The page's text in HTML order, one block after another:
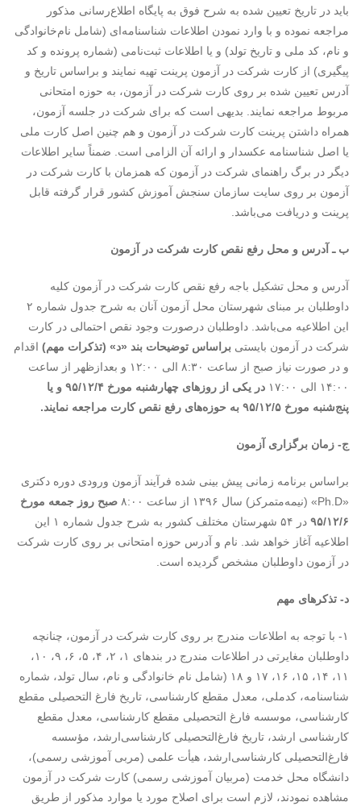
باید در تاریخ تعیین شده به شرح فوق به پایگاه اطلاع‌رسانی مذکور
مراجعه نموده و با وارد نمودن اطلاعات شناسنامه‌ای (شامل نام‌خانوادگی
و نام، کد ملی و تاریخ تولد) و یا اطلاعات ثبت‌نامی (شماره پرونده و کد
پیگیری) از کارت شرکت در آزمون پرینت تهیه نمایند و براساس تاریخ و
آدرس تعیین شده بر روی کارت شرکت در آزمون، به حوزه امتحانی
مربوط مراجعه نمایند. بدیهی است که برای شرکت در جلسه آزمون،
همراه داشتن پرینت کارت شرکت در آزمون و هم چنین اصل کارت ملی
یا اصل شناسنامه عکسدار و ارائه آن الزامی است. ضمناً سایر اطلاعات
دیگر در برگ راهنمای شرکت در آزمون که همزمان با کارت شرکت در
آزمون بر روی سایت سازمان سنجش آموزش کشور قرار گرفته قابل
پرینت و دریافت می‌باشد.
ب‌ ـ آدرس و محل‌ رفع نقص کارت شرکت در آزمون
آدرس و محل تشکیل باجه رفع نقص کارت شرکت در ‌آزمون کلیه
داوطلبان بر مبنای شهرستان محل آزمون آنان به شرح جدول شماره ۲
این اطلاعیه می‌باشد. داوطلبان درصورت وجود نقص احتمالی در کارت
شرکت در آزمون بایستی براساس توضیحات بند «د» (تذکرات مهم) اقدام
و در صورت نیاز صبح از ساعت ۸:۳۰ الی ۱۲:۰۰ و بعدازظهر از ساعت
۱۴:۰۰ الی ۱۷:۰۰
در یکی از روزهای چهارشنبه مورخ ۹۵/۱۲/۴ و یا
پنج‌شنبه مورخ ۹۵/۱۲/۵ به حوزه‌های‌ رفع نقص کارت مراجعه نمایند.
ج- زمان برگزاری آزمون
براساس برنامه زمانی پیش بینی شده فرآیند آزمون ورودی دوره دکتری
«Ph.D» (نیمه‌متمرکز) سال ۱۳۹۶ از ساعت ۸:۰۰
صبح روز جمعه مورخ
۹۵/۱۲/۶
در ۵۴ شهرستان مختلف کشور به شرح جدول شماره ۱ این
اطلاعیه آغاز خواهد شد. نام و آدرس حوزه امتحانی بر روی کارت شرکت
در آزمون داوطلبان مشخص گردیده است.
د- تذکرهای‌ مهم‌
۱- با توجه به اطلاعات مندرج بر روی کارت شرکت در آزمون، چنانچه
داوطلبان مغایرتی در اطلاعات مندرج در بندهای ۱، ۲، ۴، ۵، ۶، ۹، ۱۰،
۱۱، ۱۴، ۱۵، ۱۶، ۱۷ و ۱۸ (شامل نام خانوادگی و نام، سال تولد، شماره
شناسنامه، کدملی، معدل مقطع کارشناسی، تاریخ فارغ التحصیلی مقطع
کارشناسی، موسسه فارغ التحصیلی مقطع کارشناسی، معدل مقطع
کارشناسی ارشد، تاریخ فارغ‌التحصیلی کارشناسی‌ارشد، مؤسسه
فارغ‌التحصیلی کارشناسی‌ارشد، هیأت علمی (مربی آموزشی رسمی)،
دانشگاه محل خدمت (مربیان آموزشی رسمی) کارت شرکت در آزمون
مشاهده نمودند، لازم است برای اصلاح مورد یا موارد مذکور از طریق